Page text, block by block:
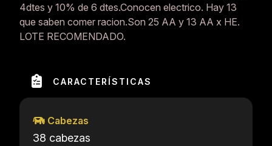
4dtes y 10% de 6 dtes.Conocen electrico. Hay 13
que saben comer racion.Son 25 AA y 13 AA x HE.
LOTE RECOMENDADO.
CARACTERÍSTICAS
Cabezas
38 cabezas